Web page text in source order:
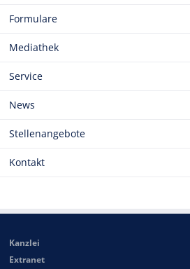
Formulare
Mediathek
Service
News
Stellenangebote
Kontakt
Kanzlei
Extranet